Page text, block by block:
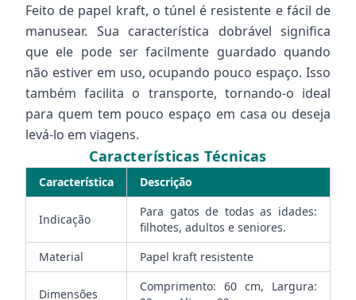
Feito de papel kraft, o túnel é resistente e fácil de
manusear. Sua característica dobrável significa
que ele pode ser facilmente guardado quando
não estiver em uso, ocupando pouco espaço. Isso
também facilita o transporte, tornando-o ideal
para quem tem pouco espaço em casa ou deseja
levá-lo em viagens.
Características Técnicas
Característica Descrição
Indicação
Para gatos de todas as idades:
filhotes, adultos e seniores.
Material
Papel kraft resistente
Dimensões
Comprimento: 60 cm, Largura: